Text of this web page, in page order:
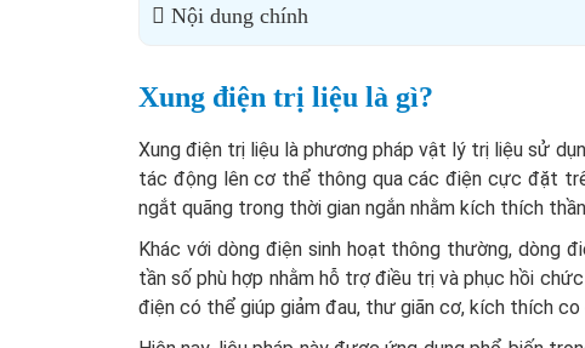
Nội dung chính
Xung điện trị liệu là gì?
Xung điện trị liệu là phương pháp vật lý trị liệu sử
tác động lên cơ thể thông qua các điện cực đặt
ngắt quãng trong thời gian ngắn nhằm kích thích
Khác với dòng điện sinh hoạt thông thường,
tần số phù hợp nhằm hỗ trợ điều trị và phục hồi
điện có thể giúp giảm đau, thư giãn cơ, kích thích